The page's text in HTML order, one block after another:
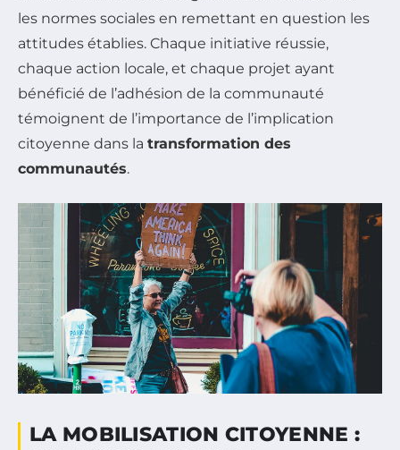
les normes sociales en remettant en question les
attitudes établies. Chaque initiative réussie,
chaque action locale, et chaque projet ayant
bénéficié de l’adhésion de la communauté
témoignent de l’importance de l’implication
citoyenne dans la transformation des
communautés.
LA MOBILISATION CITOYENNE :